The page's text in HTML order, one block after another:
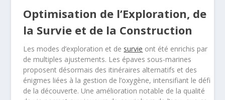
Optimisation de l’Exploration, de
la Survie et de la Construction
Les modes d’exploration et de survie ont été enrichis par
de multiples ajustements. Les épaves sous-marines
proposent désormais des itinéraires alternatifs et des
énigmes liées à la gestion de l’oxygène, intensifiant le défi
de la découverte. Une amélioration notable de la qualité